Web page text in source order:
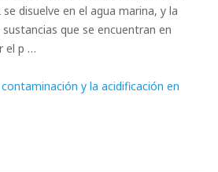
disuelve en el agua marina, y la
que se encuentran en
el p …
y la acidificación en